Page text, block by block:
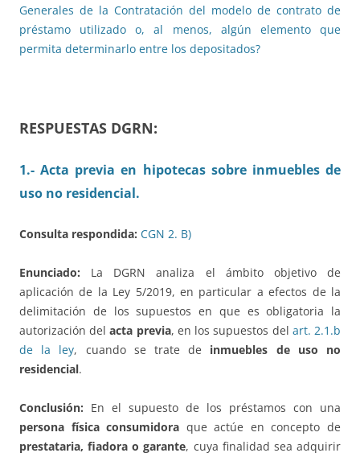
Generales de la Contratación del modelo de contrato de
préstamo utilizado o, al menos, algún elemento que
permita determinarlo entre los depositados?
RESPUESTAS DGRN:
1.- Acta previa en hipotecas sobre inmuebles de
uso no residencial.
Consulta respondida: CGN 2. B)
Enunciado: La DGRN analiza el ámbito objetivo de
aplicación de la Ley 5/2019, en particular a efectos de la
delimitación de los supuestos en que es obligatoria la
autorización delacta previa, en los supuestos del art. 2.1.b
de la ley, cuando se trate de inmuebles de uso no
residencial.
Conclusión: En el supuesto de los préstamos con una
persona física consumidora que actúe en concepto de
prestataria, fiadora o garante, cuya finalidad sea adquirir